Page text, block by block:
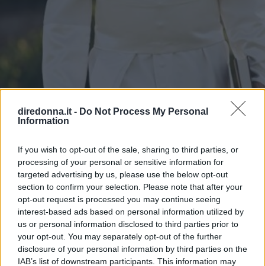
diredonna.it - Do Not Process My Personal
Information
If you wish to opt-out of the sale, sharing to third parties, or
processing of your personal or sensitive information for
targeted advertising by us, please use the below opt-out
section to confirm your selection. Please note that after your
opt-out request is processed you may continue seeing
interest-based ads based on personal information utilized by
us or personal information disclosed to third parties prior to
your opt-out. You may separately opt-out of the further
disclosure of your personal information by third parties on the
IAB’s list of downstream participants. This information may
11 frasi di Papa Leone XIV,
pronunciate quando era Robert
Francis Prevost
Chi è e cosa ha detto in passato Robert Francis Prevost,
ovvero il nuovo Papa Leone XIV che succede a Papa